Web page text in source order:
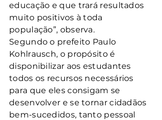
educação e que trará resultados
muito positivos à toda
população”, observa.
Segundo o prefeito Paulo
Kohlrausch, o propósito é
disponibilizar aos estudantes
todos os recursos necessários
para que eles consigam se
desenvolver e se tornar cidadãos
bem-sucedidos, tanto pessoal